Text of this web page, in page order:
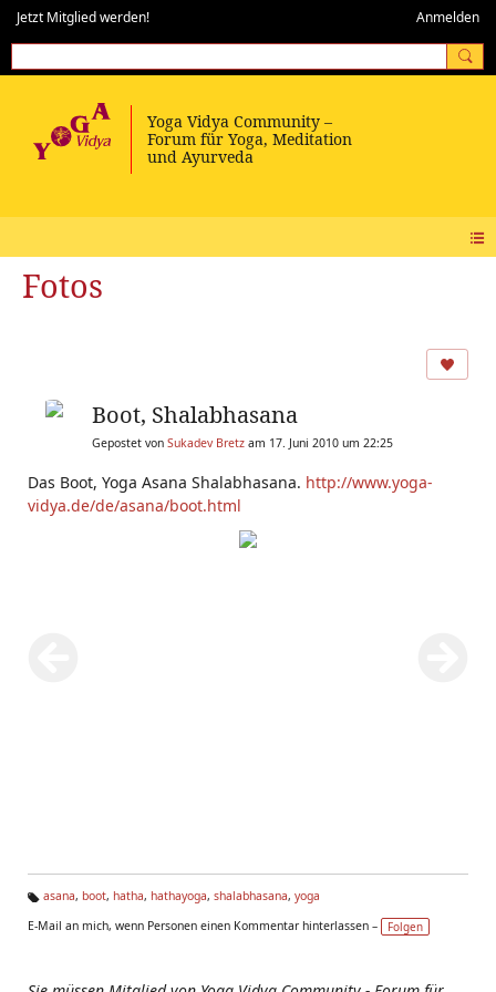
Jetzt Mitglied werden! Anmelden
Fotos
Boot, Shalabhasana
Gepostet von Sukadev Bretz am 17. Juni 2010 um 22:25
Das Boot, Yoga Asana Shalabhasana. http://www.yoga-
vidya.de/de/asana/boot.html
g
asana, boot, hatha, hathayoga, shalabhasana, yoga
E-Mail an mich, wenn Personen einen Kommentar hinterlassen –
Folgen